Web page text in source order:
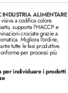
’INDUSTRIA ALIMENTARE
a codifica colore
, supporta l'HACCP e
crociate grazie a
Migliora l'ordine,
tutte le fasi produttive.
per processi più
per individuare i prodotti